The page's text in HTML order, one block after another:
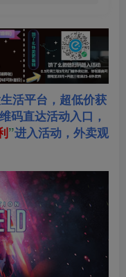
活平台，超低价获
码直达活动入口，
”进入活动，外卖观